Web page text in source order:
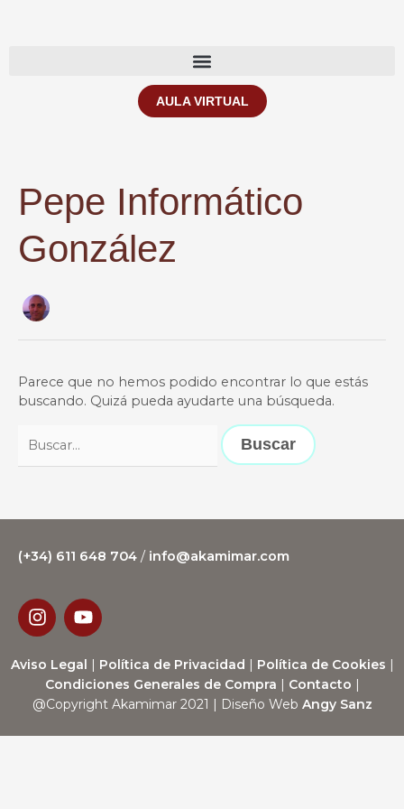
AULA VIRTUAL
Pepe Informático
González
Parece que no hemos podido encontrar lo que estás
buscando. Quizá pueda ayudarte una búsqueda.
(+34) 611 648 704 / info@akamimar.com
I
n
t
a
g
a
Y
o
t
u
b
Aviso Legal | Política de Privacidad | Política de Cookies |
Condiciones Generales de Compra | Contacto |
@Copyright Akamimar 2021 | Diseño Web Angy Sanz